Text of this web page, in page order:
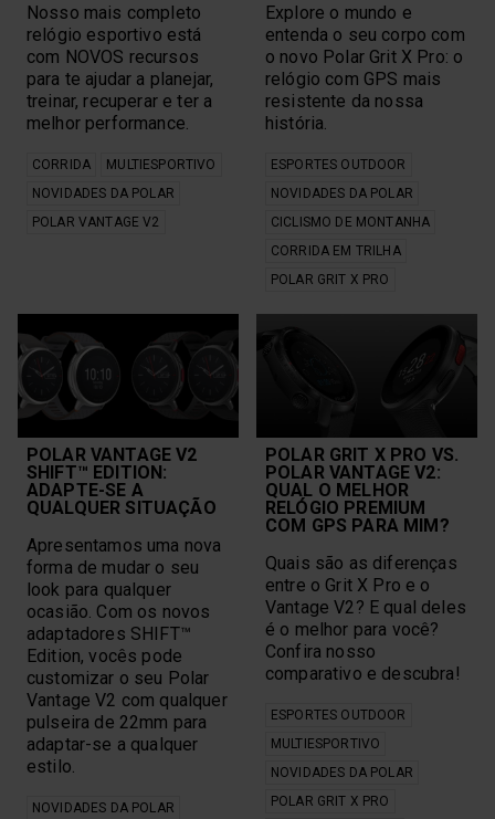
Nosso mais completo
relógio esportivo está
com NOVOS recursos
para te ajudar a planejar,
treinar, recuperar e ter a
melhor performance.
CORRIDA
MULTIESPORTIVO
NOVIDADES DA POLAR
POLAR VANTAGE V2
Explore o mundo e
entenda o seu corpo com
o novo Polar Grit X Pro: o
relógio com GPS mais
resistente da nossa
história.
ESPORTES OUTDOOR
NOVIDADES DA POLAR
CICLISMO DE MONTANHA
CORRIDA EM TRILHA
POLAR GRIT X PRO
POLAR VANTAGE V2
SHIFT™ EDITION:
ADAPTE-SE A
QUALQUER SITUAÇÃO
Apresentamos uma nova
forma de mudar o seu
look para qualquer
ocasião. Com os novos
adaptadores SHIFT™
Edition, vocês pode
customizar o seu Polar
Vantage V2 com qualquer
pulseira de 22mm para
adaptar-se a qualquer
estilo.
NOVIDADES DA POLAR
POLAR GRIT X PRO VS.
POLAR VANTAGE V2:
QUAL O MELHOR
RELÓGIO PREMIUM
COM GPS PARA MIM?
Quais são as diferenças
entre o Grit X Pro e o
Vantage V2? E qual deles
é o melhor para você?
Confira nosso
comparativo e descubra!
ESPORTES OUTDOOR
MULTIESPORTIVO
NOVIDADES DA POLAR
POLAR GRIT X PRO